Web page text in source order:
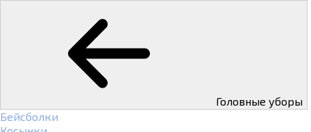
Головные уборы
Бейсболки